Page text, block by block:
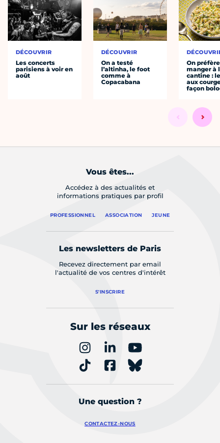
DÉCOUVRIR
Les concerts
parisiens à voir en
août
DÉCOUVRIR
On a testé
l’altinha, le foot
comme à
Copacabana
On préfère
manger à
cantine :
aux
façon
Vous êtes...
Accédez à des actualités et
informations pratiques par profil
PROFESSIONNEL ASSOCIATION JEUNE
Les newsletters de Paris
Recevez directement par email
l'actualité de vos centres d'intérêt
S'INSCRIRE
Sur les réseaux
Une question ?
CONTACTEZ-NOUS